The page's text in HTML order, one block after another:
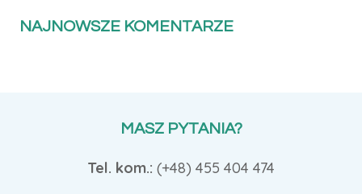
NAJNOWSZE KOMENTARZE
MASZ PYTANIA?
Tel. kom.: (+48) 455 404 474